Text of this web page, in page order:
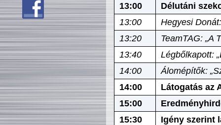
13:00
Délutáni
13:00
Hegyesi
13:20
TeamTAG: „A
13:40
Légbőlkapott:
14:00
Álomépítők:
14:00
Látogatás az
15:00
15:30
Igény szerint